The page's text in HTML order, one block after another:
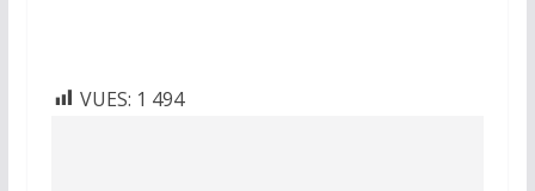
VUES: 1 494